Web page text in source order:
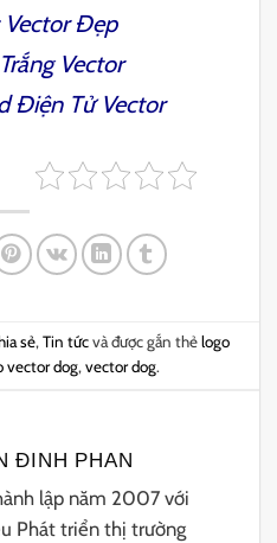
Đẹp
Vector
Điện Tử Vector
sẻ,Tin tứcvà được gắn thẻlogo
vector dog,vector dog.
ĐINH PHAN
lập năm 2007 với
Phát triển thị trường